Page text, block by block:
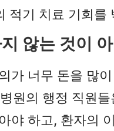
적기 치료 기회
않는 것이 아
가 너무 돈을 많
원의 행정 직원
야 하고, 환자의